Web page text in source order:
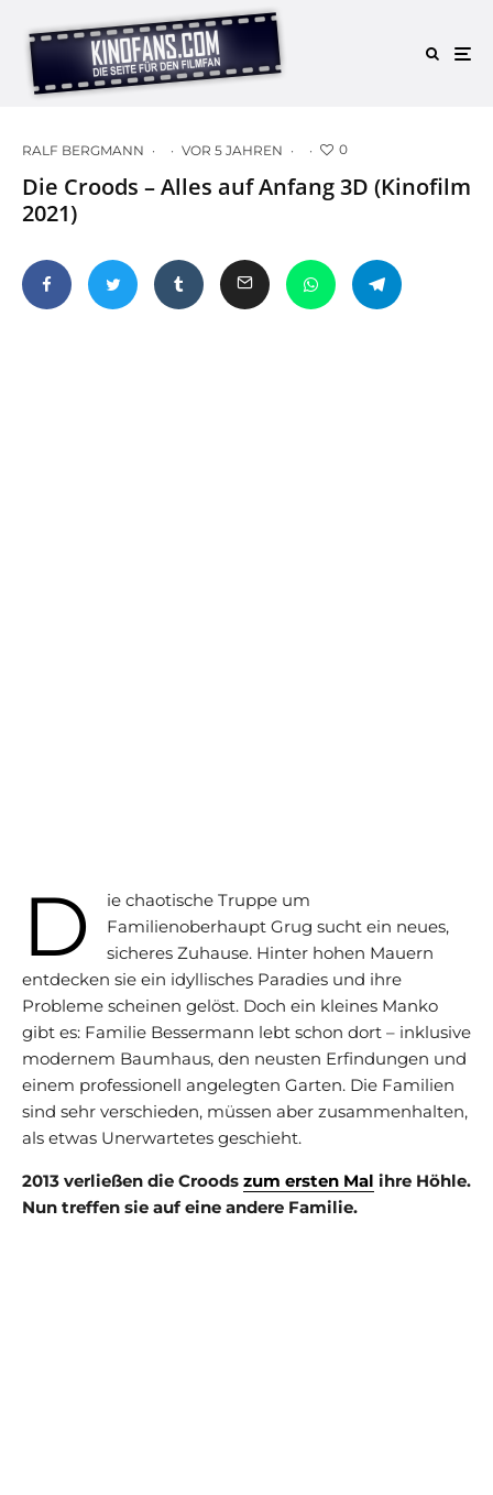
RALF BERGMANN · · VOR 5 JAHREN · · 0
Die Croods – Alles auf Anfang 3D (Kinofilm
2021)
D
ie chaotische Truppe um
Familienoberhaupt Grug sucht ein neues,
sicheres Zuhause. Hinter hohen Mauern
entdecken sie ein idyllisches Paradies und ihre
Probleme scheinen gelöst. Doch ein kleines Manko
gibt es: Familie Bessermann lebt schon dort – inklusive
modernem Baumhaus, den neusten Erfindungen und
einem professionell angelegten Garten. Die Familien
sind sehr verschieden, müssen aber zusammenhalten,
als etwas Unerwartetes geschieht.
2013 verließen die Croods zum ersten Mal ihre Höhle.
Nun treffen sie auf eine andere Familie.